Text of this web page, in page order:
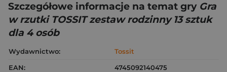
Szczegółowe informacje na temat gry Gra
w rzutki TOSSIT zestaw rodzinny 13 sztuk
dla 4 osób
Wydawnictwo:
Tossit
EAN:
4745092140475